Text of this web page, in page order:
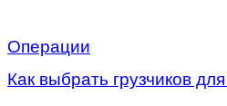
Операции
Как выбрать грузчиков